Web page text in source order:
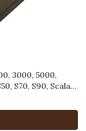
3000, 5000,
S70, S90, Scala,
na ziarna